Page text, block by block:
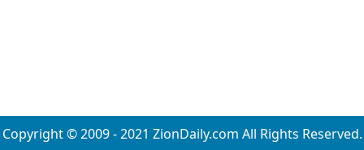
Copyright © 2009 - 2021 ZionDaily.com All Rights Reserved.